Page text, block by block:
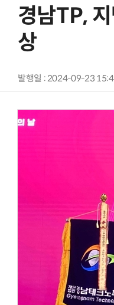
경남TP,
상
발행일 : 2024-09-23